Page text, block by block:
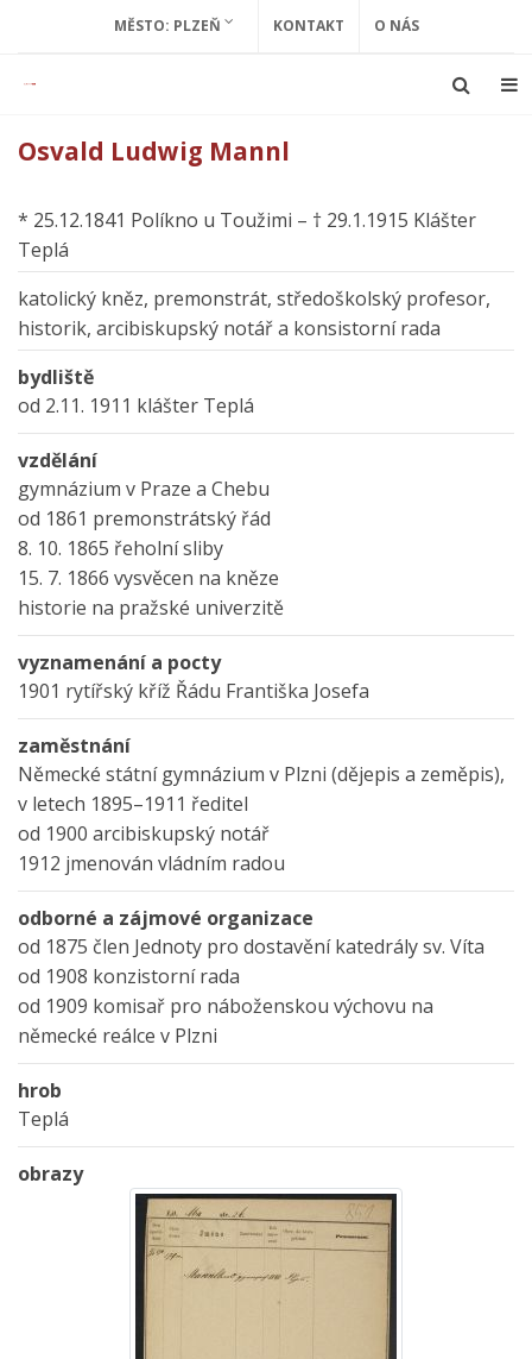
MĚSTO: PLZEŇ KONTAKT O NÁS
Osvald Ludwig Mannl
* 25.12.1841 Políkno u Toužimi – † 29.1.1915 Klášter
Teplá
katolický kněz, premonstrát, středoškolský profesor,
historik, arcibiskupský notář a konsistorní rada
bydliště
od 2.11. 1911 klášter Teplá
vzdělání
gymnázium v Praze a Chebu
od 1861 premonstrátský řád
8. 10. 1865 řeholní sliby
15. 7. 1866 vysvěcen na kněze
historie na pražské univerzitě
vyznamenání a pocty
1901 rytířský kříž Řádu Františka Josefa
zaměstnání
Německé státní gymnázium v Plzni (dějepis a zeměpis),
v letech 1895–1911 ředitel
od 1900 arcibiskupský notář
1912 jmenován vládním radou
odborné a zájmové organizace
od 1875 člen Jednoty pro dostavění katedrály sv. Víta
od 1908 konzistorní rada
od 1909 komisař pro náboženskou výchovu na
německé reálce v Plzni
hrob
Teplá
obrazy